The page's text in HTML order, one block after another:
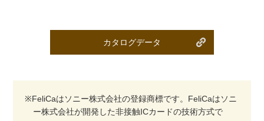
カタログデータ
※FeliCaはソニー株式会社の登録商標です。FeliCaはソニ
ー株式会社が開発した非接触ICカードの技術方式で